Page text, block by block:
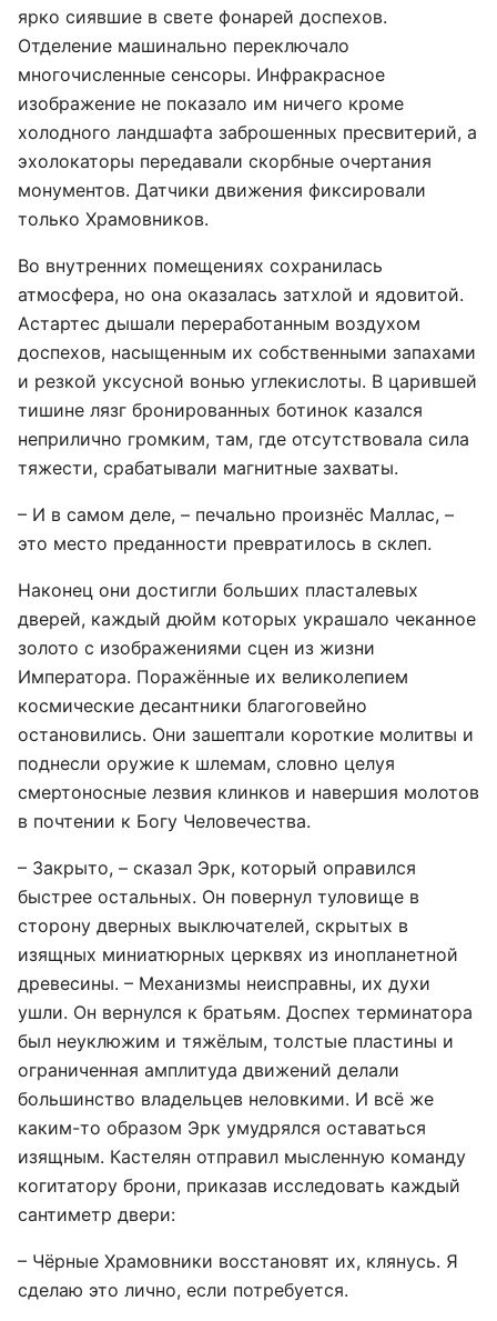
ярко сиявшие в свете фонарей доспехов.
Отделение машинально переключало
многочисленные сенсоры. Инфракрасное
изображение не показало им ничего кроме
холодного ландшафта заброшенных пресвитерий, а
эхолокаторы передавали скорбные очертания
монументов. Датчики движения фиксировали
только Храмовников.
Во внутренних помещениях сохранилась
атмосфера, но она оказалась затхлой и ядовитой.
Астартес дышали переработанным воздухом
доспехов, насыщенным их собственными запахами
и резкой уксусной вонью углекислоты. В царившей
тишине лязг бронированных ботинок казался
неприлично громким, там, где отсутствовала сила
тяжести, срабатывали магнитные захваты.
– И в самом деле, – печально произнёс Маллас, –
это место преданности превратилось в склеп.
Наконец они достигли больших пласталевых
дверей, каждый дюйм которых украшало чеканное
золото с изображениями сцен из жизни
Императора. Поражённые их великолепием
космические десантники благоговейно
остановились. Они зашептали короткие молитвы и
поднесли оружие к шлемам, словно целуя
смертоносные лезвия клинков и навершия молотов
в почтении к Богу Человечества.
– Закрыто, – сказал Эрк, который оправился
быстрее остальных. Он повернул туловище в
сторону дверных выключателей, скрытых в
изящных миниатюрных церквях из инопланетной
древесины. – Механизмы неисправны, их духи
ушли. Он вернулся к братьям. Доспех терминатора
был неуклюжим и тяжёлым, толстые пластины и
ограниченная амплитуда движений делали
большинство владельцев неловкими. И всё же
каким-то образом Эрк умудрялся оставаться
изящным. Кастелян отправил мысленную команду
когитатору брони, приказав исследовать каждый
сантиметр двери:
– Чёрные Храмовники восстановят их, клянусь. Я
сделаю это лично, если потребуется.